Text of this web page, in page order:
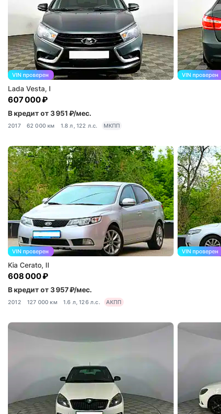
Lada Vesta, I
607 000 ₽
В кредит от 3 951 ₽/мес.
2017 62 000 км 1.8 л, 122 л.с. МКПП
Kia Cerato, II
608 000 ₽
В кредит от 3 957 ₽/мес.
2012 127 000 км 1.6 л, 126 л.с. АКПП